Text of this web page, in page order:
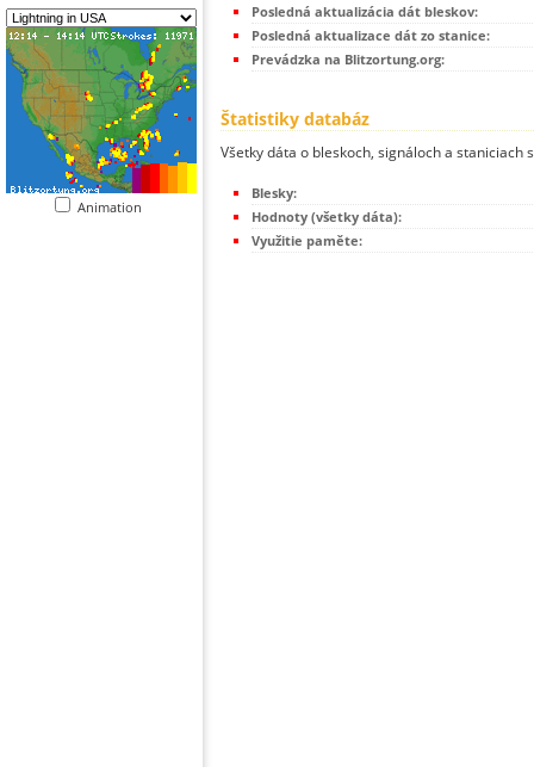
Animation
Posledná aktualizácia dát bleskov:
Posledná aktualizace dát zo stanice:
Prevádzka na Blitzortung.org:
Štatistiky databáz
Všetky dáta o bleskoch, signáloch a
Blesky:
Hodnoty (všetky dáta):
Využitie paměte: